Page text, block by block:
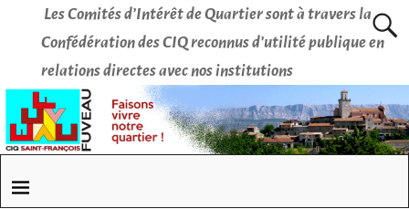
Les Comités d’Intérêt de Quartier sont à travers la
Confédération des CIQ reconnus d’utilité publique en
relations directes avec nos institutions